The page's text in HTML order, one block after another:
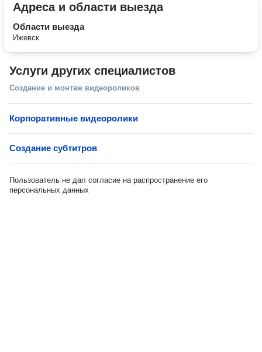
Адреса и области выезда
Области выезда
Ижевск
Услуги других специалистов
Создание и монтаж видеороликов
Корпоративные видеоролики
Создание субтитров
Пользователь не дал согласие на распространение его
персональных данных